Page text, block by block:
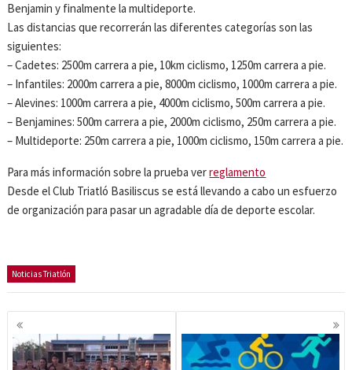
Benjamin y finalmente la multideporte.
Las distancias que recorrerán las diferentes categorías son las
siguientes:
– Cadetes: 2500m carrera a pie, 10km ciclismo, 1250m carrera a pie.
– Infantiles: 2000m carrera a pie, 8000m ciclismo, 1000m carrera a pie.
– Alevines: 1000m carrera a pie, 4000m ciclismo, 500m carrera a pie.
– Benjamines: 500m carrera a pie, 2000m ciclismo, 250m carrera a pie.
– Multideporte: 250m carrera a pie, 1000m ciclismo, 150m carrera a pie.
Para más información sobre la prueba verreglamento
Desde el Club Triatló Basiliscus se está llevando a cabo un esfuerzo
de organización para pasar un agradable día de deporte escolar.
Noticias Triatlón
Navegación
de
entradas